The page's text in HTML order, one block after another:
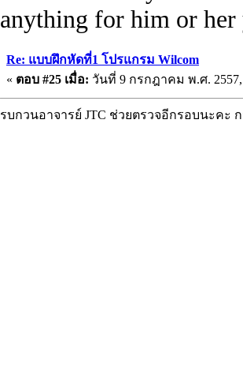
anything for him or her
Re: แบบฝึกหัดที่1 โปรแกรม Wilcom
« ตอบ #25 เมื่อ: วันที่ 9 กรกฎาคม พ.ศ. 2557,
รบกวนอาจารย์ JTC ช่วยตรวจอีกรอบนะคะ ก